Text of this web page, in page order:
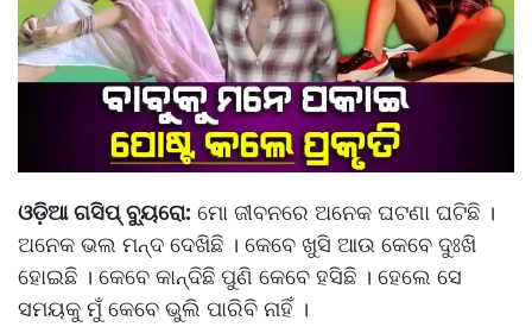
ଓଡ଼ିଆ ଗସିପ୍ ବ୍ୟୁରୋ: ମୋ ଜୀବନରେ ଅନେକ ଘଟଣା ଘଟିଛି ।
ଅନେକ ଭଲ ମନ୍ଦ ଦେଖିଛି । କେବେ ଖୁସି ଆଉ କେବେ ଦୁଃଖି
ହୋଇଛି । କେବେ କାନ୍ଦିଛି ପୁଣି କେବେ ହସିଛି । ହେଲେ ସେ
ସମୟକୁ ମୁଁ କେବେ ଭୁଲି ପାରିବି ନାହିଁ ।